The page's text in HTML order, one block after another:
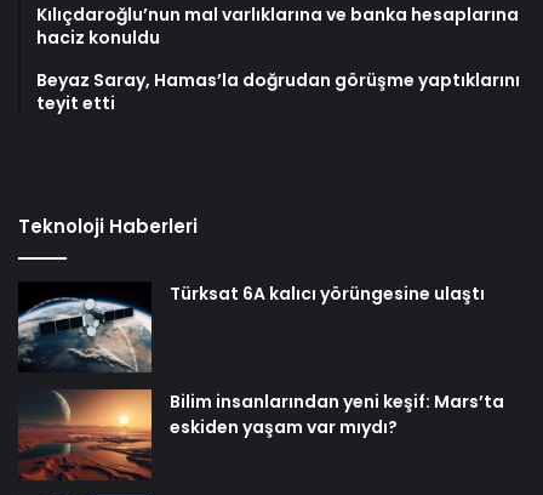
Kılıçdaroğlu’nun mal varlıklarına ve banka hesaplarına
haciz konuldu
Beyaz Saray, Hamas’la doğrudan görüşme yaptıklarını
teyit etti
Teknoloji Haberleri
Türksat 6A kalıcı yörüngesine ulaştı
Bilim insanlarından yeni keşif: Mars’ta
eskiden yaşam var mıydı?